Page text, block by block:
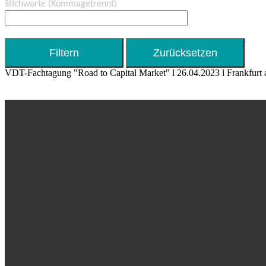
Stichworte (Kommagetrennt)
VDT-Fachtagung "Road to Capital Market" l 26.04.2023 l Frankfurt